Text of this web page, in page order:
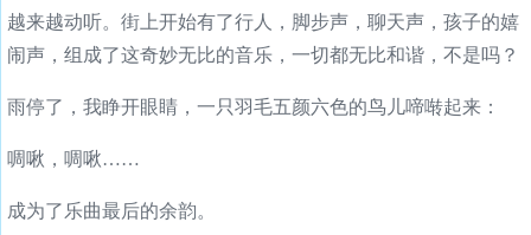
越来越动听。街上开始有了行人，脚步声，聊天声，孩子的嬉
闹声，组成了这奇妙无比的音乐，一切都无比和谐，不是吗？
雨停了，我睁开眼睛，一只羽毛五颜六色的鸟儿啼啭起来：
啁啾，啁啾……
成为了乐曲最后的余韵。